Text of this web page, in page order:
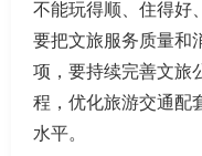
不能玩得顺、住得好
要把文旅服务质量和
项，要持续完善文旅
程，优化旅游交通配
水平。